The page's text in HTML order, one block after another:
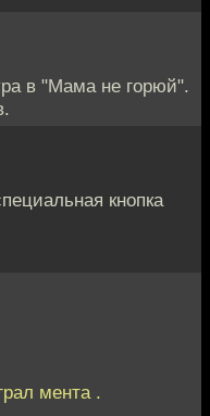
в "Мама не горюй".
кнопка
мента .